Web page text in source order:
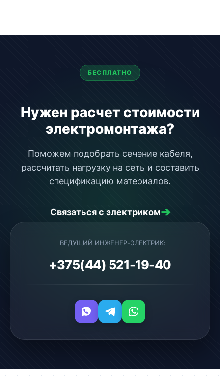
БЕСПЛАТНО
Нужен расчет стоимости
электромонтажа?
Поможем подобрать сечение кабеля,
рассчитать нагрузку на сеть и составить
спецификацию материалов.
Связаться с электриком➔
ВЕДУЩИЙ ИНЖЕНЕР-ЭЛЕКТРИК:
+375(44) 521-19-40